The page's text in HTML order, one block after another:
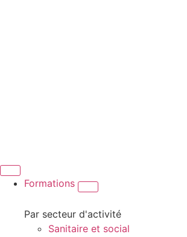
Formations
Par secteur d'activité
Sanitaire et social